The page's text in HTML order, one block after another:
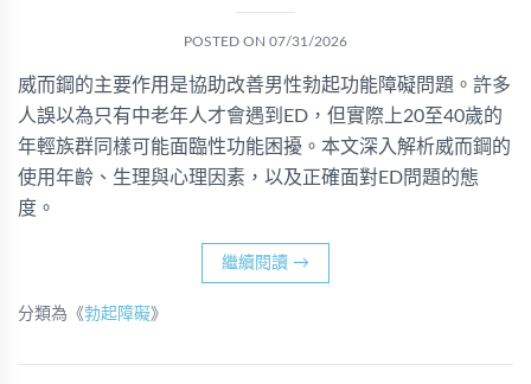
POSTED ON 07/31/2026
威而鋼的主要作用是協助改善男性勃起功能障礙問題。許多
人誤以為只有中老年人才會遇到ED，但實際上20至40歲的
年輕族群同樣可能面臨性功能困擾。本文深入解析威而鋼的
使用年齡、生理與心理因素，以及正確面對ED問題的態
度。
繼續閱讀 →
分類為《勃起障礙》